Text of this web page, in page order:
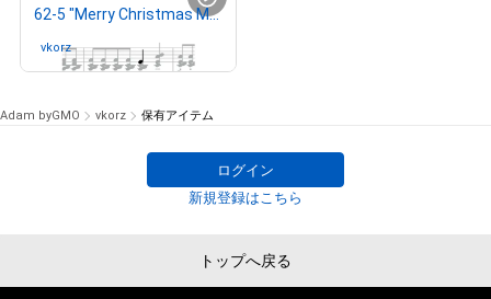
62-5 "Merry Christmas Mr. Lawrence" Ryuichi Sakamoto 坂本 龍一
vkorzさんが保有中
Adam byGMO vkorz 保有アイテム
ログイン
新規登録はこちら
トップへ戻る